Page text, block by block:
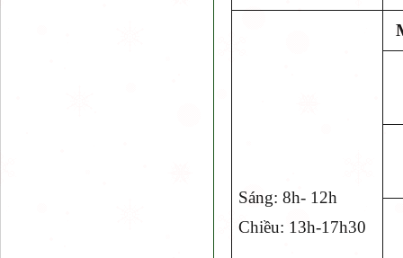
Sáng: 8h- 12h
Chiều: 13h-17h30